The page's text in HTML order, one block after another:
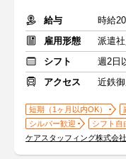
給与
時給
雇用形態
派遣社
シフト
週2日
アクセス
近鉄
短期（1ヶ月以内OK）
シルバー歓迎
シフト自
ケアスタッフィング株式会